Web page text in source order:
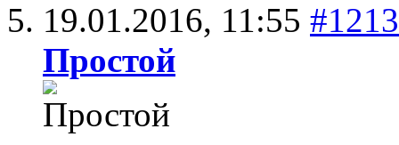
19.01.2016, 11:55 #1213
Простой